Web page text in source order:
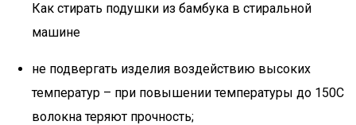
Как стирать подушки из бамбука в стиральной
машине
не подвергать изделия воздействию высоких
температур – при повышении температуры до 150С
волокна теряют прочность;